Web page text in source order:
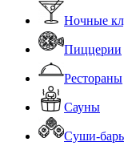
Ночные
Пиццерии
Рестораны
Сауны
Суши-